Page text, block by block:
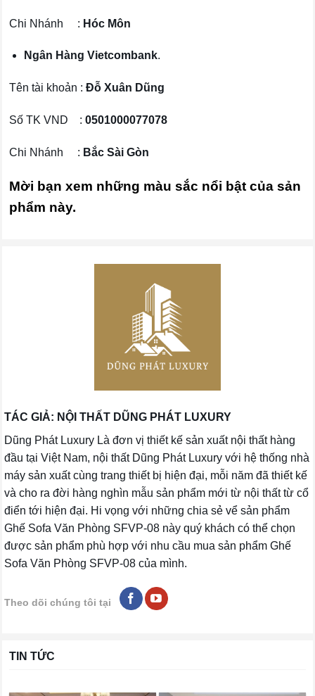
Chi Nhánh : Hóc Môn
Ngân Hàng Vietcombank.
Tên tài khoản : Đỗ Xuân Dũng
Số TK VND : 0501000077078
Chi Nhánh : Bắc Sài Gòn
Mời bạn xem những màu sắc nổi bật của sản
phẩm này.
TÁC GIẢ: NỘI THẤT DŨNG PHÁT LUXURY
Dũng Phát Luxury Là đơn vị thiết kế sản xuất nội thất hàng
đầu tại Việt Nam, nội thất Dũng Phát Luxury với hệ thống nhà
máy sản xuất cùng trang thiết bị hiện đại, mỗi năm đã thiết kế
và cho ra đời hàng nghìn mẫu sản phẩm mới từ nội thất từ cổ
điển tới hiện đại. Hi vọng với những chia sẻ vể sản phẩm
Ghế Sofa Văn Phòng SFVP-08 này quý khách có thể chọn
được sản phẩm phù hợp với nhu cầu mua sản phẩm Ghế
Sofa Văn Phòng SFVP-08 của mình.
Theo dõi chúng tôi tại
TIN TỨC